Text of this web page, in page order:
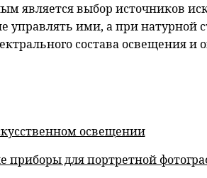
является выбор источников
управлять ими, а при натурной
состава освещения и
освещении
приборы для портретной